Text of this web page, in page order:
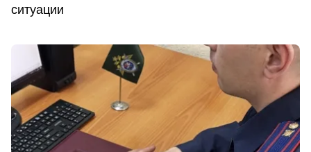
ситуации